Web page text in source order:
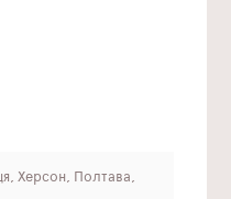
Херсон, Полтава,